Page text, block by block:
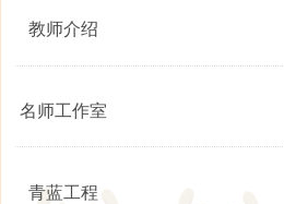
教师介绍
名师工作室
青蓝工程